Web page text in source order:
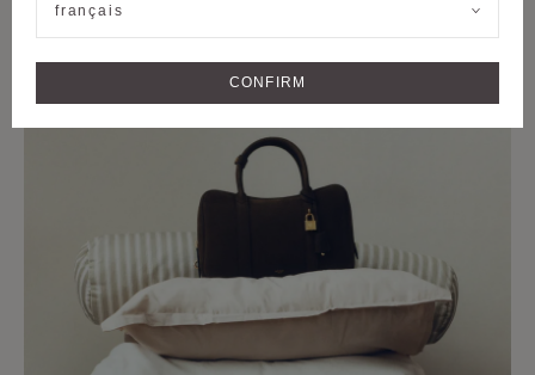
français
CONFIRM